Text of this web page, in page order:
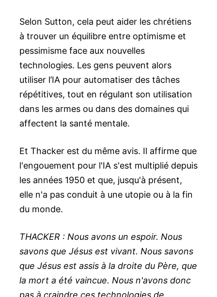
Selon Sutton, cela peut aider les chrétiens
à trouver un équilibre entre optimisme et
pessimisme face aux nouvelles
technologies. Les gens peuvent alors
utiliser l’IA pour automatiser des tâches
répétitives, tout en régulant son utilisation
dans les armes ou dans des domaines qui
affectent la santé mentale.
Et Thacker est du même avis. Il affirme que
l'engouement pour l'IA s'est multiplié depuis
les années 1950 et que, jusqu'à présent,
elle n'a pas conduit à une utopie ou à la fin
du monde.
THACKER : Nous avons un espoir. Nous
savons que Jésus est vivant. Nous savons
que Jésus est assis à la droite du Père, que
la mort a été vaincue. Nous n'avons donc
pas à craindre ces technologies de